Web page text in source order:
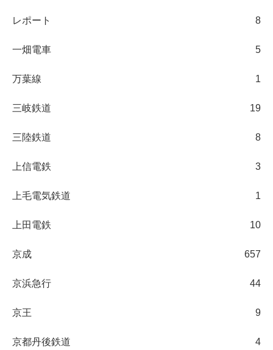
レポート 8
一畑電車 5
万葉線 1
三岐鉄道 19
三陸鉄道 8
上信電鉄 3
上毛電気鉄道 1
上田電鉄 10
京成 657
京浜急行 44
京王 9
京都丹後鉄道 4